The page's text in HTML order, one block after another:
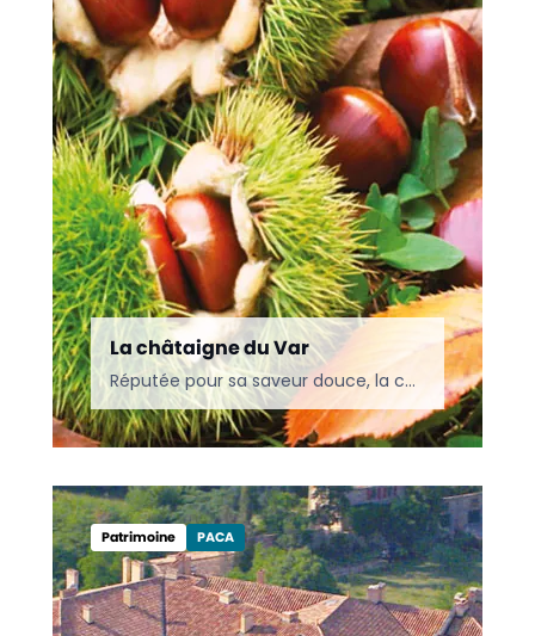
La châtaigne du Var
Réputée pour sa saveur douce, la châtaigne du Var est un trésor automnal de la Provence. Découvrez son histoire et ses multiples usages gourmands.
Monuments
Patrimoine PACA
Var
Articles